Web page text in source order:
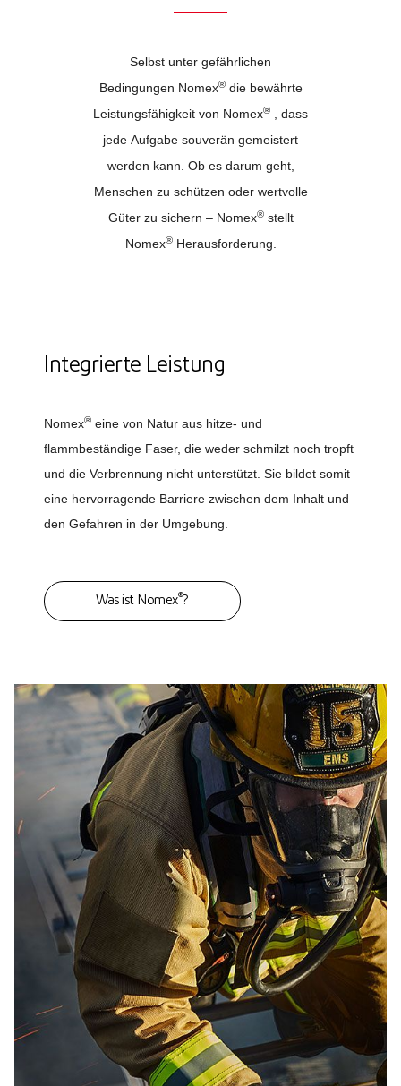
Selbst unter gefährlichen
Bedingungen Nomex®die bewährte
Leistungsfähigkeit von Nomex® , dass
jede Aufgabe souverän gemeistert
werden kann. Ob es darum geht,
Menschen zu schützen oder wertvolle
Güter zu sichern – Nomex®stellt
Nomex®Herausforderung.
Integrierte Leistung
Nomex® eine von Natur aus hitze- und
flammbeständige Faser, die weder schmilzt noch tropft
und die Verbrennung nicht unterstützt. Sie bildet somit
eine hervorragende Barriere zwischen dem Inhalt und
den Gefahren in der Umgebung.
Was ist Nomex®?